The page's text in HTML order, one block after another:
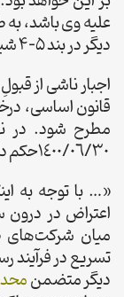
علیه وی باشد، به
دیگر در بند 5-4 شیوه‌نامه‌ی مصوب 1400 نیز بیان شد.
قانون اساسی،
«… با توجه به
اعتراض در درون
میان شرکت‌های
تسریع در فرآیند
دیگر متضمن